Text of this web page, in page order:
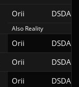
Orii DSDA-
Also Reality
Orii DSDA-
Orii
DSDA-
Orii DSDA-